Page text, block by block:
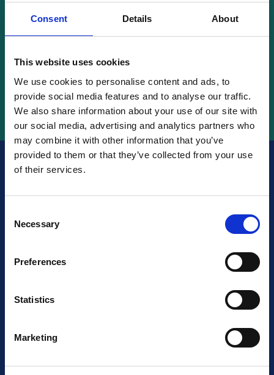
Consent Details About
This website uses cookies
We use cookies to personalise content and ads, to
provide social media features and to analyse our traffic.
We also share information about your use of our site with
our social media, advertising and analytics partners who
may combine it with other information that you’ve
provided to them or that they’ve collected from your use
of their services.
Selection
Necessary
Preferences
Statistics
Marketing
Buscar en
¿Estás certificado?
Asegúrate de que tus
futuros clientes lo sepan!